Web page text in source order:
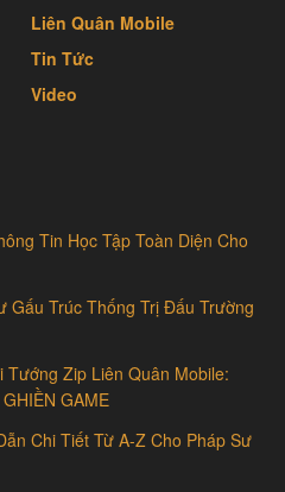
Liên Quân Mobile
Tin Tức
Video
Tin Học Tập Toàn Diện Cho
Gấu Trúc Thống Trị Đấu Trường
Tướng Zip Liên Quân Mobile:
GAME
Chi Tiết Từ A-Z Cho Pháp Sư